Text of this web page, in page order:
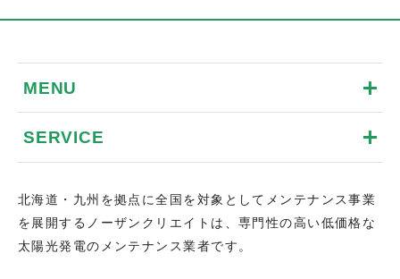
MENU
SERVICE
北海道・九州を拠点に全国を対象としてメンテナンス事業
を展開するノーザンクリエイトは、専門性の高い低価格な
太陽光発電のメンテナンス業者です。